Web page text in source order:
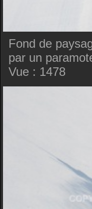
Fond de
par un
Vue : 1478